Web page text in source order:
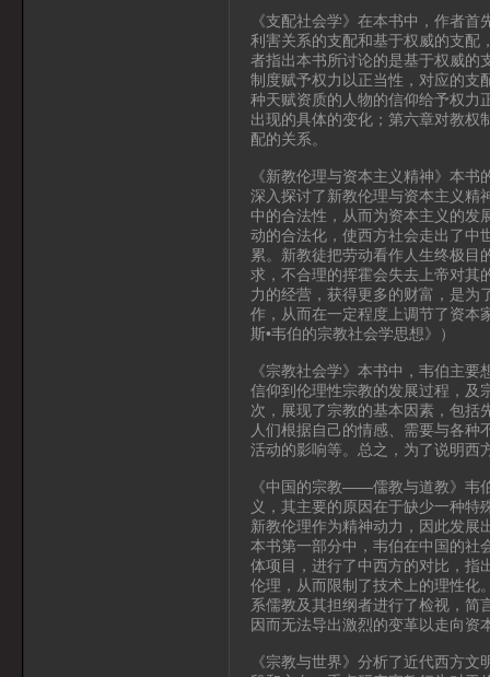
《支配社会学》在本书中，作者
利害关系的支配和基于权威的支配
者指出本书所讨论的是基于权威的
制度赋予权力以正当性，对应的支
种天赋资质的人物的信仰给予权力
出现的具体的变化；第六章对教权
配的关系。
《新教伦理与资本主义精神》本
深入探讨了新教伦理与资本主义精
中的合法性，从而为资本主义的发
动的合法化，使西方社会走出了中
累。新教徒把劳动看作人生终极目
求，不合理的挥霍会失去上帝对其
力的经营，获得更多的财富，是为
作，从而在一定程度上调节了资本
斯•韦伯的宗教社会学思想》）
《宗教社会学》本书中，韦伯主
信仰到伦理性宗教的发展过程，及
次，展现了宗教的基本因素，包括
人们根据自己的情感、需要与各
活动的影响等。总之，为了说明西
《中国的宗教——儒教与道教》韦
义，其主要的原因在于缺少一种
新教伦理作为精神动力，因此发展
本书第一部分中，韦伯在中国的社
体项目，进行了中西方的对比，指
伦理，从而限制了技术上的理性化
系儒教及其担纲者进行了检视，简
因而无法导出激烈的变革以走向资
《宗教与世界》分析了近代西方